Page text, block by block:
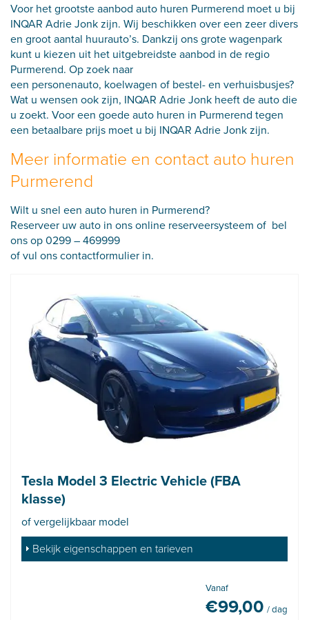
Voor het grootste aanbod auto huren Purmerend moet u bij
INQAR Adrie Jonk zijn. Wij beschikken over een zeer divers
en groot aantal huurauto’s. Dankzij ons grote wagenpark
kunt u kiezen uit het uitgebreidste aanbod in de regio
Purmerend. Op zoek naar
een personenauto, koelwagen of bestel- en verhuisbusjes?
Wat u wensen ook zijn, INQAR Adrie Jonk heeft de auto die
u zoekt. Voor een goede auto huren in Purmerend tegen
een betaalbare prijs moet u bij INQAR Adrie Jonk zijn.
Meer informatie en contact auto huren
Purmerend
Wilt u snel een auto huren in Purmerend?
Reserveer uw auto in ons online reserveersysteem of bel
ons op0299 – 469999
of vul onscontactformulier in.
Tesla Model 3 Electric Vehicle (FBA
klasse)
of vergelijkbaar model
Bekijk eigenschappen en tarieven
Vanaf
€99,00 / dag